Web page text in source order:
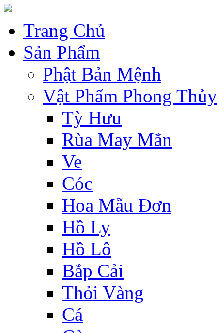
Trang Chủ
Sản Phẩm
Phật Bản Mệnh
Vật Phẩm Phong Thủy
Tỳ Hưu
Rùa May Mắn
Ve
Cóc
Hoa Mẫu Đơn
Hồ Ly
Hồ Lô
Bắp Cải
Thỏi Vàng
Cá